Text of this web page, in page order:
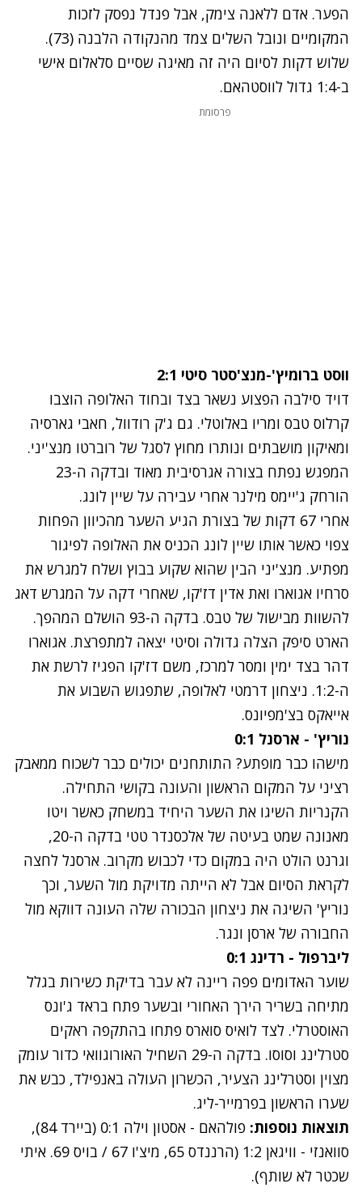
הפער. אדם ללאנה צימק, אבל פנדל נפסק לזכות
המקומיים ונובל השלים צמד מהנקודה הלבנה (73).
שלוש דקות לסיום היה זה מאיגה שסיים סלאלום אישי
ב-1:4 גדול לווסטהאם.
פרסומת
ווסט ברומיץ'-מנצ'סטר סיטי 2:1
דויד סילבה הפצוע נשאר בצד ובחוד האלופה הוצבו
קרלוס טבס ומריו באלוטלי. גם ג'ק רודוול, חאבי גארסיה
ומאיקון מושבתים ונותרו מחוץ לסגל של רוברטו מנצ'יני.
המפגש נפתח בצורה אגרסיבית מאוד ובדקה ה-23
הורחק ג'יימס מילנר אחרי עבירה על שיין לונג.
אחרי 67 דקות של בצורת הגיע השער מהכיוון הפחות
צפוי כאשר אותו שיין לונג הכניס את האלופה לפיגור
מפתיע. מנצ'יני הבין שהוא שקוע בבוץ ושלח למגרש את
סרחיו אגוארו ואת אדין דז'קו, שאחרי דקה על המגרש דאג
להשוות מבישול של טבס. בדקה ה-93 הושלם המהפך.
הארט סיפק הצלה גדולה וסיטי יצאה למתפרצת. אגוארו
דהר בצד ימין ומסר למרכז, משם דז'קו הפגיז לרשת את
ה-1:2. ניצחון דרמטי לאלופה, שתפגוש השבוע את
אייאקס בצ'מפיונס.
נוריץ' - ארסנל 0:1
מישהו כבר מופתע? התותחנים יכולים כבר לשכוח ממאבק
רציני על המקום הראשון והעונה בקושי התחילה.
הקנריות השיגו את השער היחיד במשחק כאשר ויטו
מאנונה שמט בעיטה של אלכסנדר טטי בדקה ה-20,
וגרנט הולט היה במקום כדי לכבוש מקרוב. ארסנל לחצה
לקראת הסיום אבל לא הייתה מדויקת מול השער, וכך
נוריץ' השיגה את ניצחון הבכורה שלה העונה דווקא מול
החבורה של ארסן ונגר.
ליברפול - רדינג 0:1
שוער האדומים פפה ריינה לא עבר בדיקת כשירות בגלל
מתיחה בשריר הירך האחורי ובשער פתח בראד ג'ונס
האוסטרלי. לצד לואיס סוארס פתחו בהתקפה ראקים
סטרלינג וסוסו. בדקה ה-29 השחיל האורוגוואי כדור עומק
מצוין וסטרלינג הצעיר, הכשרון העולה באנפילד, כבש את
שערו הראשון בפרמייר-ליג.
תוצאות נוספות:
פולהאם - אסטון וילה 0:1 (ביירד 84),
סוואנזי - וויגאן 1:2 (הרננדס 65, מיצ'ו 67 / בויס 69. איתי
שכטר לא שותף).